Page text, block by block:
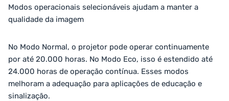
Modos operacionais selecionáveis ​​ajudam a manter a
qualidade da imagem
No Modo Normal, o projetor pode operar continuamente
por até 20.000 horas. No Modo Eco, isso é estendido até
24.000 horas de operação contínua. Esses modos
melhoram a adequação para aplicações de educação e
sinalização.